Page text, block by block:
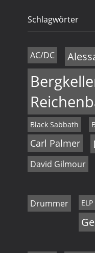
Schlagwörter
AC/DC
Black Sabbath
Carl Palmer
David Gilmour
Drummer ELP